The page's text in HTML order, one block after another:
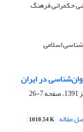
اسلامی
در ایران
7-26
مقاله 1010.54 K